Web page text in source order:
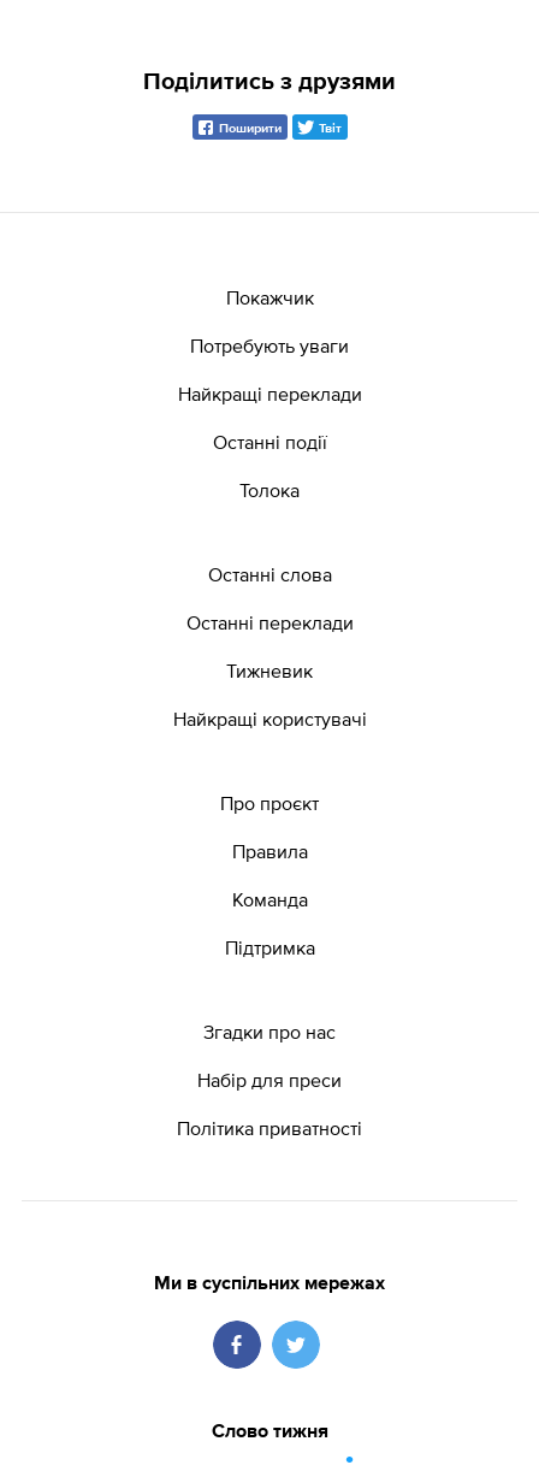
Поділитись з друзями
Поширити Твіт
Покажчик
Потребують уваги
Найкращі переклади
Останні події
Толока
Останні слова
Останні переклади
Тижневик
Найкращі користувачі
Про проєкт
Правила
Команда
Підтримка
Згадки про нас
Набір для преси
Політика приватності
Ми в суспільних мережах
Слово тижня